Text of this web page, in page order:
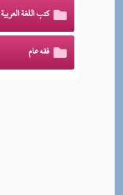
كتب اللغة العربية
فقه عام